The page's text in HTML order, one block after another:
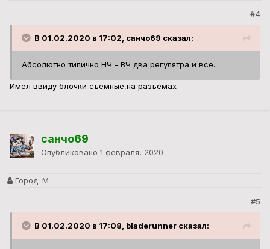
#4
В 01.02.2020 в 17:02, санчо69 сказал:
Абсолютно типично НЧ - ВЧ два регулятра и все...
Имел ввиду блочки съёмные,на разъемах
санчо69
Опубликовано 1 февраля, 2020
Город: М
#5
В 01.02.2020 в 17:08, bladerunner сказал: